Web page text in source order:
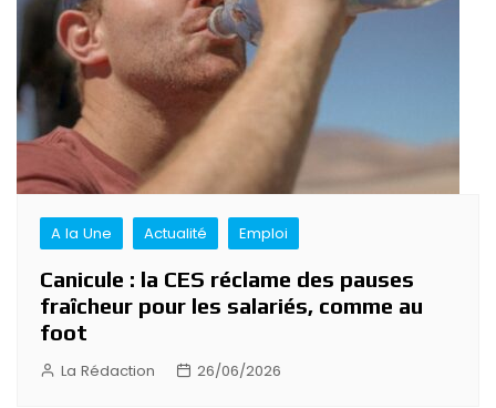
A la Une Actualité Emploi
Canicule : la CES réclame des pauses
fraîcheur pour les salariés, comme au
foot
La Rédaction 26/06/2026